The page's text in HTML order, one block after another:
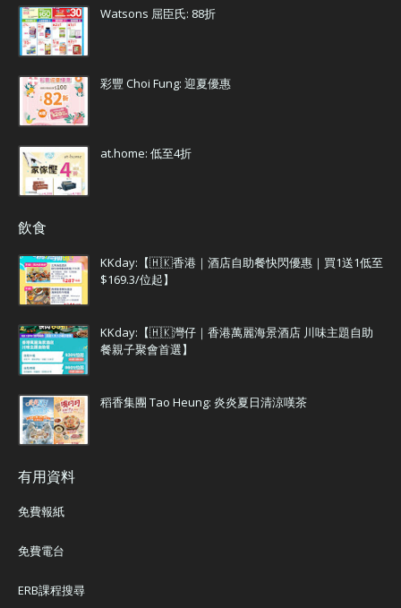
Watsons 屈臣氏: 88折
彩豐 Choi Fung: 迎夏優惠
at.home: 低至4折
飲食
KKday:【🇭🇰香港｜酒店自助餐快閃優惠｜買1送1低至
$169.3/位起】
KKday:【🇭🇰灣仔｜香港萬麗海景酒店 川味主題自助
餐親子聚會首選】
稻香集團 Tao Heung: 炎炎夏日清涼嘆茶
有用資料
免費報紙
免費電台
ERB課程搜尋